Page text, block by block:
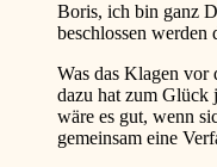
Boris, ich bin ganz
beschlossen werden
Was das Klagen vor
dazu hat zum Glück
wäre es gut, wenn
gemeinsam eine